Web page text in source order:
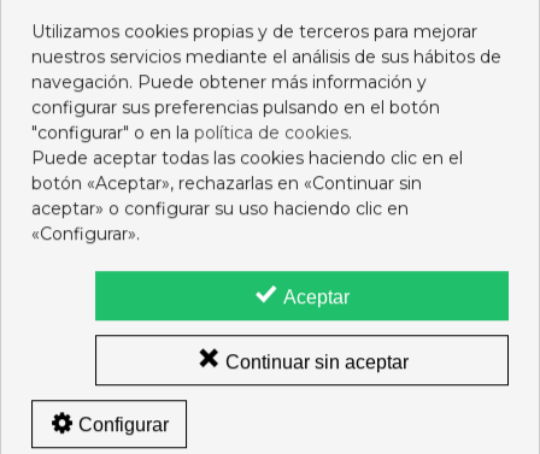
No hay artículos
Descripción
16 OTROS PRODUCTOS DE LA MISMA CATEGORÍA:
Utilizamos cookies propias y de terceros para mejorar
nuestros servicios mediante el análisis de sus hábitos de
navegación. Puede obtener más información y
configurar sus preferencias pulsando en el botón
"configurar" o en la política de cookies.
Puede aceptar todas las cookies haciendo clic en el
botón «Aceptar», rechazarlas en «Continuar sin
aceptar» o configurar su uso haciendo clic en
«Configurar».
Aceptar
Continuar sin aceptar
Configurar